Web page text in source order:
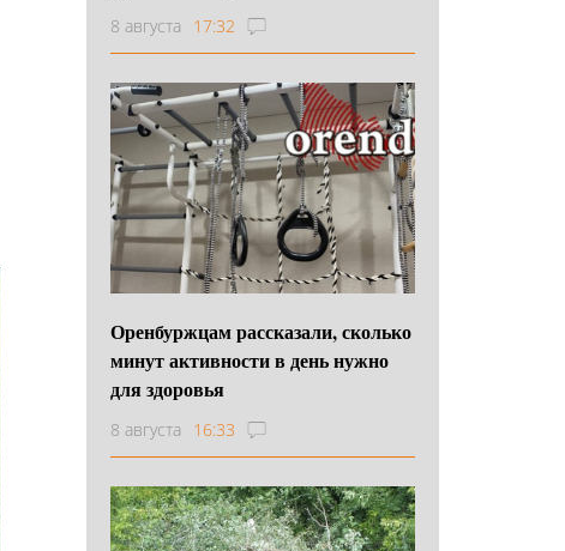
8 августа 17:32
Оренбуржцам рассказали, сколько
минут активности в день нужно
для здоровья
8 августа 16:33